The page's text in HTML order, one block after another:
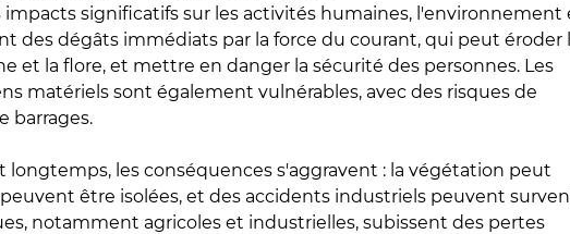
significatifs sur les activités humaines, l'environnement
des dégâts immédiats par la force du courant, qui peut éroder
et la flore, et mettre en danger la sécurité des personnes. Les
matériels sont également vulnérables, avec des risques de
barrages.
longtemps, les conséquences s'aggravent : la végétation peut
être isolées, et des accidents industriels peuvent
notamment agricoles et industrielles, subissent des pertes